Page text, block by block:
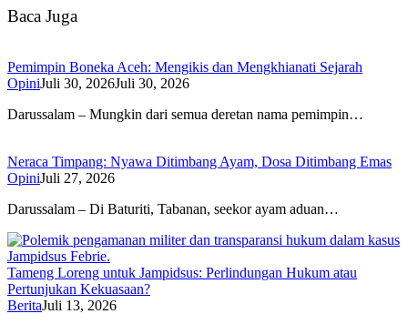
Baca Juga
Pemimpin Boneka Aceh: Mengikis dan Mengkhianati Sejarah
OpiniJuli 30, 2026Juli 30, 2026
Darussalam – Mungkin dari semua deretan nama pemimpin…
Neraca Timpang: Nyawa Ditimbang Ayam, Dosa Ditimbang Emas
OpiniJuli 27, 2026
Darussalam – Di Baturiti, Tabanan, seekor ayam aduan…
Tameng Loreng untuk Jampidsus: Perlindungan Hukum atau
Pertunjukan Kekuasaan?
BeritaJuli 13, 2026